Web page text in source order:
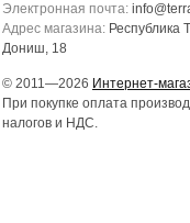
Электронная почта:
Адрес магазина: Республика
Дониш, 18
© 2011—2026 Интернет-
При покупке оплата
налогов и НДС.